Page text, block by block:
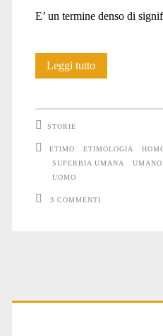
E’ un termine denso di
Leggi tuttoL’origine
STORIE
ETIMO ETIMOLOGIA
SUPERBIA UMANA
UMANO
UOMO
3 COMMENTI
Primary